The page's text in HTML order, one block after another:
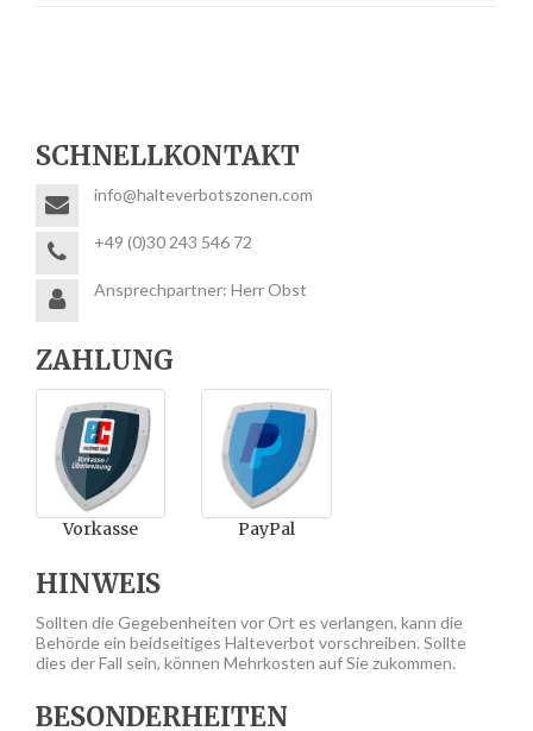
SCHNELLKONTAKT
info@halteverbotszonen.com
+49 (0)30 243 546 72
Ansprechpartner: Herr Obst
ZAHLUNG
Vorkasse PayPal
HINWEIS
Sollten die Gegebenheiten vor Ort es verlangen, kann die
Behörde ein beidseitiges Halteverbot vorschreiben. Sollte
dies der Fall sein, können Mehrkosten auf Sie zukommen.
BESONDERHEITEN